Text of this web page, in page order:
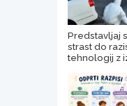
Predstavljaj
strast do
tehnologij z